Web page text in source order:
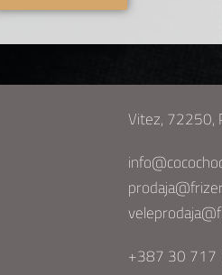
Vitez, 72250,
+387 30 717